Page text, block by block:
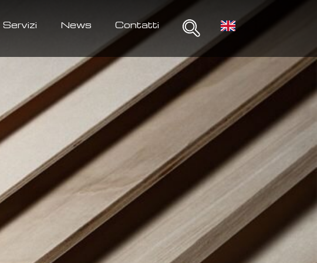
Servizi News Contatti